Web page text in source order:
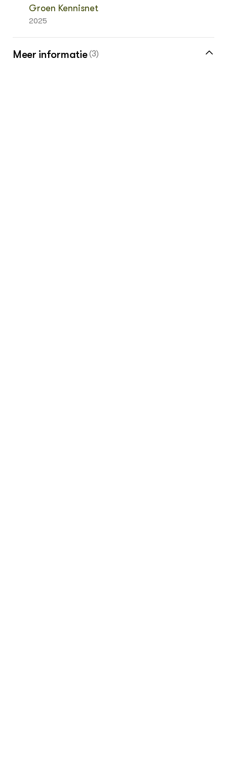
Groen Kennisnet
2025
Meer informatie (3)